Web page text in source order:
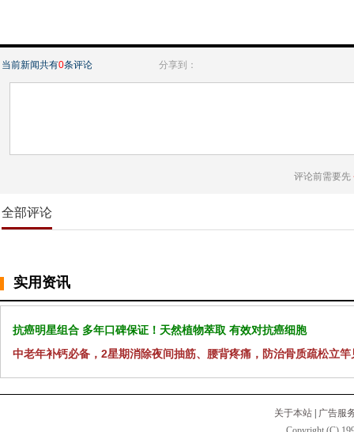
当前新闻共有0条评论 分享到：
评论前需要先
全部评论
实用资讯
抗癌明星组合 多年口碑保证！天然植物萃取 有效对抗癌细胞
中老年补钙必备，2星期消除夜间抽筋、腰背疼痛，防治骨质疏松立竿
关于本站
广告服